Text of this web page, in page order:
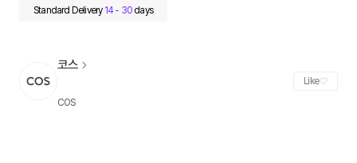
Standard Delivery 14 - 30 days
코스
COS
Like